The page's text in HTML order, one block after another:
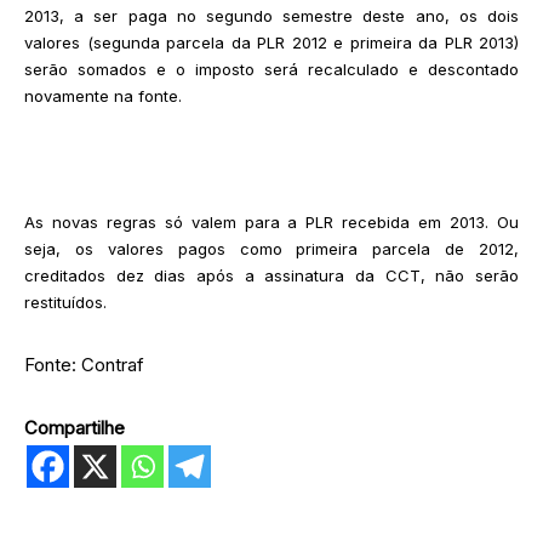
2013, a ser paga no segundo semestre deste ano, os dois
valores (segunda parcela da PLR 2012 e primeira da PLR 2013)
serão somados e o imposto será recalculado e descontado
novamente na fonte.
As novas regras só valem para a PLR recebida em 2013. Ou
seja, os valores pagos como primeira parcela de 2012,
creditados dez dias após a assinatura da CCT, não serão
restituídos.
Fonte: Contraf
Compartilhe